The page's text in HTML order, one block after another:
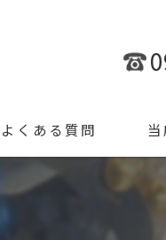
よくある質問
ブ